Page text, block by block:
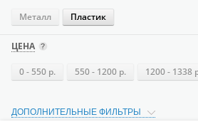
Металл Пластик
ЦЕНА
0 - 550 р. 550 - 1200 р. 1200 - 1338
ДОПОЛНИТЕЛЬНЫЕ ФИЛЬТРЫ